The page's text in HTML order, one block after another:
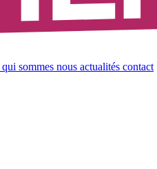
qui sommes nous actualités contact